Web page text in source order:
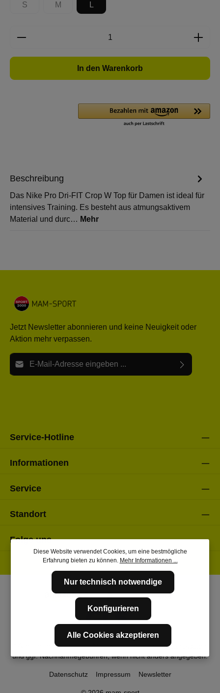
S
(Diese Option ist zurzeit nicht verfügbar.)
M
(Diese Option ist zurzeit nicht verfügbar.)
L
Produkt Anzahl: Gib den gewünschten
In den Warenkorb
Beschreibung
Das Nike Pro Dri-FIT Crop W Top für Damen ist ideal für
intensives Training. Es besteht aus atmungsaktivem
Material und durc… Mehr
Jetzt Newsletter abonnieren und keine Neuigkeit oder
Aktion mehr verpassen.
E-Mail-Adresse*
Service-Hotline
Informationen
Service
Standort
Folge uns
* Alle Preise inkl. gesetzl. Mehrwertsteuer zzgl.Versandkosten
und ggf. Nachnahmegebühren, wenn nicht anders angegeben.
Datenschutz Impressum Newsletter
Diese Website verwendet Cookies, um eine bestmögliche
Erfahrung bieten zu können. Mehr Informationen ...
Nur technisch notwendige
Konfigurieren
Alle Cookies akzeptieren